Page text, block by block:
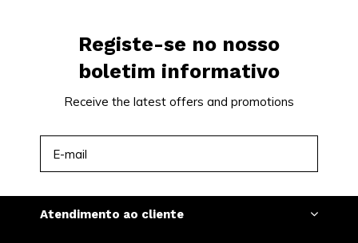
Registe-se no nosso
boletim informativo
Receive the latest offers and promotions
Atendimento ao cliente